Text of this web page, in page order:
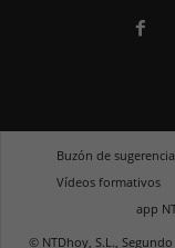
Buzón de
Vídeos formativos
app
© NTDhoy, S.L.,